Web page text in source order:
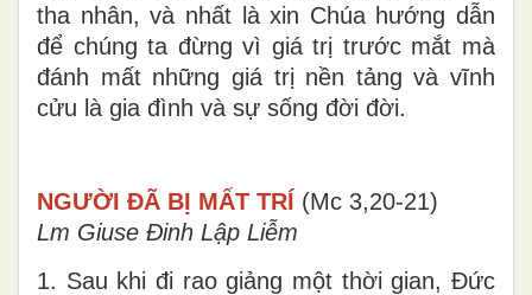
tha nhân, và nhất là xin Chúa hướng dẫn
để chúng ta đừng vì giá trị trước mắt mà
đánh mất những giá trị nền tảng và vĩnh
cửu là gia đình và sự sống đời đời.
NGƯỜI ĐÃ BỊ MẤT TRÍ (Mc 3,20-21)
Lm Giuse Đinh Lập Liễm
1. Sau khi đi rao giảng một thời gian, Đức